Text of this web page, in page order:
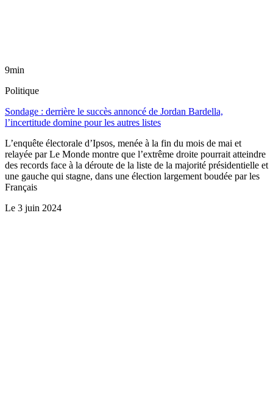
9min
Politique
Sondage : derrière le succès annoncé de Jordan Bardella,
l’incertitude domine pour les autres listes
L’enquête électorale d’Ipsos, menée à la fin du mois de mai et
relayée par Le Monde montre que l’extrême droite pourrait atteindre
des records face à la déroute de la liste de la majorité présidentielle et
une gauche qui stagne, dans une élection largement boudée par les
Français
Le 3 juin 2024